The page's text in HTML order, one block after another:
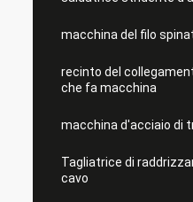
macchina del filo
recinto del
che fa macchina
macchina d'acciaio di
Tagliatrice di
cavo